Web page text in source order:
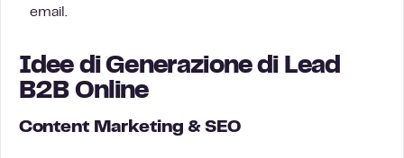
email.
Idee di Generazione di Lead
B2B Online
Content Marketing & SEO